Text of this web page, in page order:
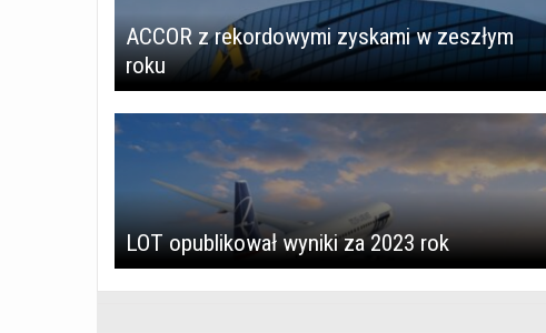
ACCOR z rekordowymi zyskami w zeszłym
roku
LOT opublikował wyniki za 2023 rok